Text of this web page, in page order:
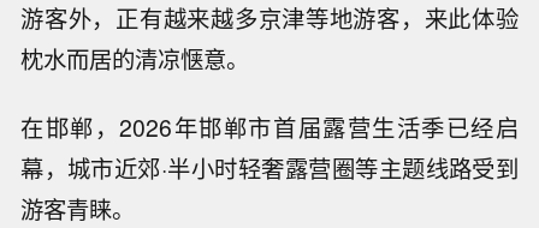
游客外，正有越来越多京津等地游客，来此体验
枕水而居的清凉惬意。
在邯郸，2026年邯郸市首届露营生活季已经启
幕，城市近郊·半小时轻奢露营圈等主题线路受到
游客青睐。